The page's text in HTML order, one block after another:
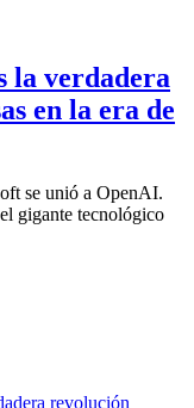
la verdadera
en la era de
se unió a OpenAI.
gigante tecnológico